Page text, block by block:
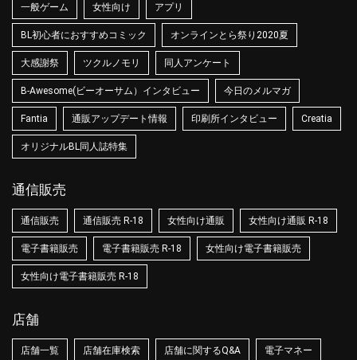
一般ゲーム 女性向け アプリ
BL初心者におすすめコミック オンラインとら祭り2020夏
大感謝祭 ツクルノモリ 同人アンケート
B-Awesome(ビーオーサム）インタビュー 今日のメルマガ
Fantia 通販アップデート情報 印刷所インタビュー Creatia
オリジナルBL同人誌特集
通信販売
通信販売 通信販売 R-18 女性向け通販 女性向け通販 R-18
電子書籍販売 電子書籍販売 R-18 女性向け電子書籍販売
女性向け電子書籍販売 R-18
店舗
店舗一覧 店舗在庫検索 店舗に関するQ&A 電子マネー